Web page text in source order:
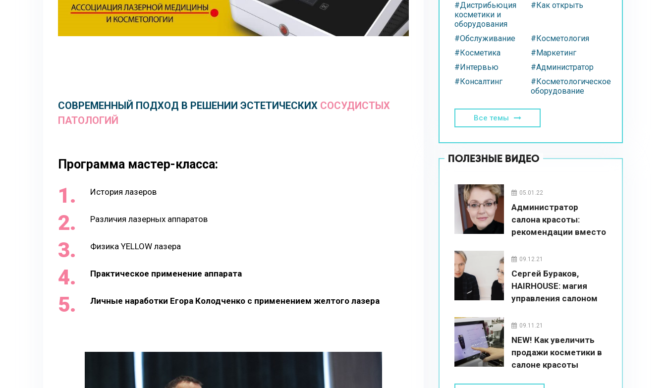
СОВРЕМЕННЫЙ ПОДХОД В РЕШЕНИИ ЭСТЕТИЧЕСКИХ СОСУДИСТЫХ
ПАТОЛОГИЙ
Программа мастер-класса:
История лазеров
Различия лазерных аппаратов
Физика YELLOW лазера
Практическое применение аппарата
Личные наработки Егора Колодченко с применением желтого лазера
#Дистрибьюция
косметики и
оборудования
#Как открыть
#Обслуживание
#Косметология
#Косметика
#Маркетинг
#Интервью
#Администратор
#Консалтинг
#Косметологическое
оборудование
Все темы
ПОЛЕЗНЫЕ ВИДЕО
05.01.22
Администратор
салона красоты:
рекомендации вместо
09.12.21
Сергей Бураков,
HAIRHOUSE: магия
управления салоном
09.11.21
NEW! Как увеличить
продажи косметики в
салоне красоты